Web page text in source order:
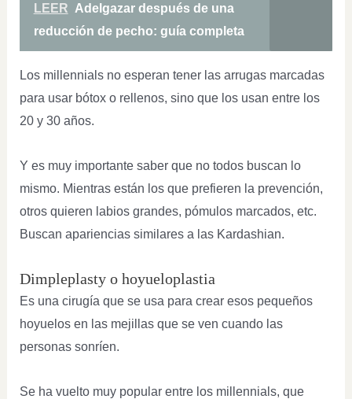
LEER Adelgazar después de una
reducción de pecho: guía completa
Los millennials no esperan tener las arrugas marcadas
para usar bótox o rellenos, sino que los usan entre los
20 y 30 años.
Y es muy importante saber que no todos buscan lo
mismo. Mientras están los que prefieren la prevención,
otros quieren labios grandes, pómulos marcados, etc.
Buscan apariencias similares a las Kardashian.
Dimpleplasty o hoyueloplastia
Es una cirugía que se usa para crear esos pequeños
hoyuelos en las mejillas que se ven cuando las
personas sonríen.
Se ha vuelto muy popular entre los millennials, que